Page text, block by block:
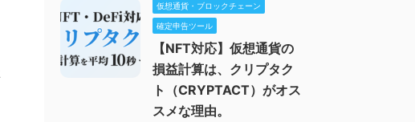
仮想通貨・ブロックチェーン
確定申告ツール
【NFT対応】仮想通貨の
損益計算は、クリプタク
ト（CRYPTACT）がオス
スメな理由。